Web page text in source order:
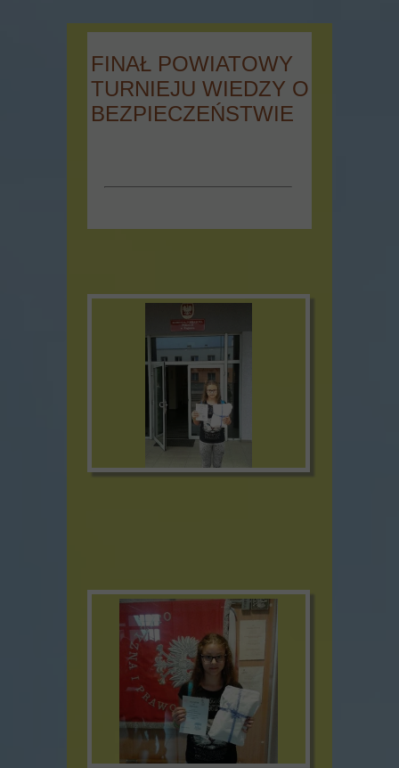
FINAŁ POWIATOWY
TURNIEJU WIEDZY O
BEZPIECZEŃSTWIE